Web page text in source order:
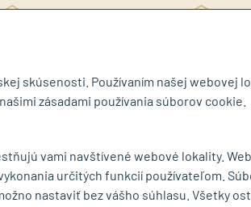
MENU
skúsenosti. Používaním našej webovej
zásadami používania súborov cookie.
vami navštívené webové lokality.
určitých funkcií používateľom.
nastaviť bez vášho súhlasu. Všetky